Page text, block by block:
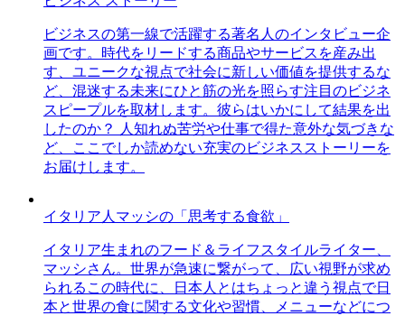
ビジネスの第一線で活躍する著名人のインタビュー企
画です。時代をリードする商品やサービスを産み出
す、ユニークな視点で社会に新しい価値を提供するな
ど、混迷する未来にひと筋の光を照らす注目のビジネ
スピープルを取材します。彼らはいかにして結果を出
したのか？ 人知れぬ苦労や仕事で得た意外な気づきな
ど、ここでしか読めない充実のビジネスストーリーを
お届けします。
イタリア人マッシの「思考する食欲」
イタリア生まれのフード＆ライフスタイルライター、
マッシさん。世界が急速に繋がって、広い視野が求め
られるこの時代に、日本人とはちょっと違う視点で日
本と世界の食に関する文化や習慣、メニューなどにつ